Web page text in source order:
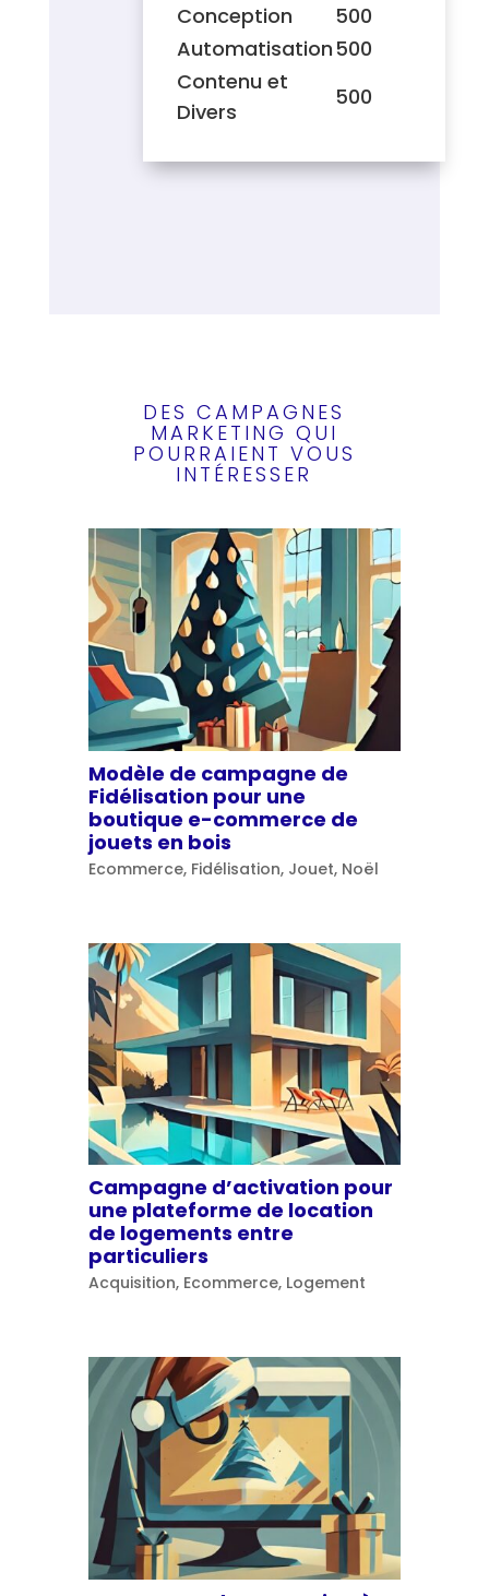
Conception
500
Automatisation500
Contenu et
Divers
500
DES CAMPAGNES
MARKETING QUI
POURRAIENT VOUS
INTÉRESSER
Modèle de campagne de
Fidélisation pour une
boutique e-commerce de
jouets en bois
Ecommerce, Fidélisation, Jouet, Noël
Campagne d’activation pour
une plateforme de location
de logements entre
particuliers
Acquisition, Ecommerce, Logement